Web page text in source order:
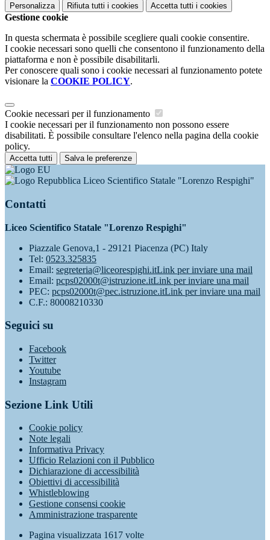
Personalizza Rifiuta tutti i cookies Accetta tutti i cookies
Gestione cookie
In questa schermata è possibile scegliere quali cookie consentire.
I cookie necessari sono quelli che consentono il funzionamento della
piattaforma e non è possibile disabilitarli.
Per conoscere quali sono i cookie necessari al funzionamento potete
visionare la COOKIE POLICY.
Cookie necessari per il funzionamento
I cookie necessari per il funzionamento non possono essere
disabilitati. È possibile consultare l'elenco nella pagina della cookie
policy.
Accetta tutti Salva le preferenze
Liceo Scientifico Statale "Lorenzo Respighi"
Contatti
Liceo Scientifico Statale "Lorenzo Respighi"
Piazzale Genova,1 - 29121 Piacenza (PC) Italy
Tel: 0523.325835
Email: segreteria@liceorespighi.itLink per inviare una mail
Email: pcps02000t@istruzione.itLink per inviare una mail
PEC: pcps02000t@pec.istruzione.itLink per inviare una mail
C.F.: 80008210330
Seguici su
Facebook
Twitter
Youtube
Instagram
Sezione Link Utili
Cookie policy
Note legali
Informativa Privacy
Ufficio Relazioni con il Pubblico
Dichiarazione di accessibilità
Obiettivi di accessibilità
Whistleblowing
Gestione consensi cookie
Amministrazione trasparente
Pagina visualizzata 1617 volte